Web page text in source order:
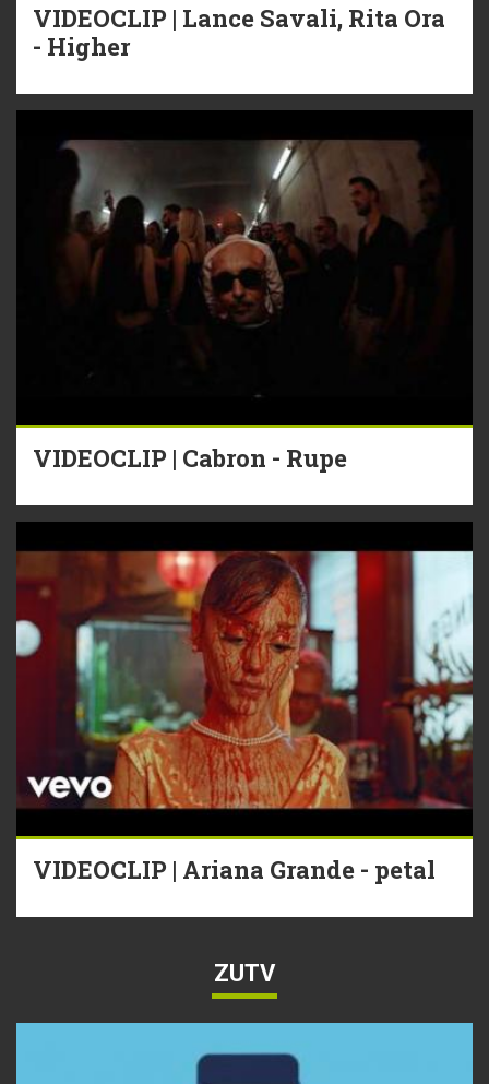
VIDEOCLIP | Lance Savali, Rita Ora
- Higher
VIDEOCLIP | Cabron - Rupe
VIDEOCLIP | Ariana Grande - petal
ZUTV